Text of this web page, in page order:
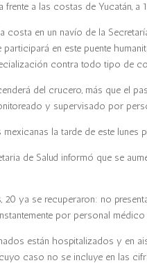
a las costas de Yucatán, a
costa en un navío de la
en este puente
contra todo tipo de
del crucero, más que el
y supervisado por
la tarde de este lunes
de Salud informó que se
ya se recuperaron: no
por personal médico
están hospitalizados y en
caso no se incluye en las